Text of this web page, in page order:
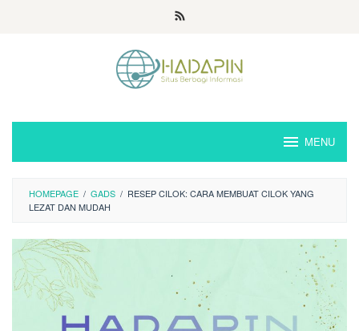
MENU
HOMEPAGE / GADS / RESEP CILOK: CARA MEMBUAT CILOK YANG
LEZAT DAN MUDAH